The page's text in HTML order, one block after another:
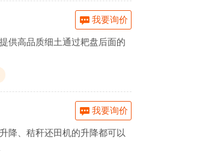
供高品质细土通过耙盘后面的
我要询价
降、秸秆还田机的升降都可以
我要询价